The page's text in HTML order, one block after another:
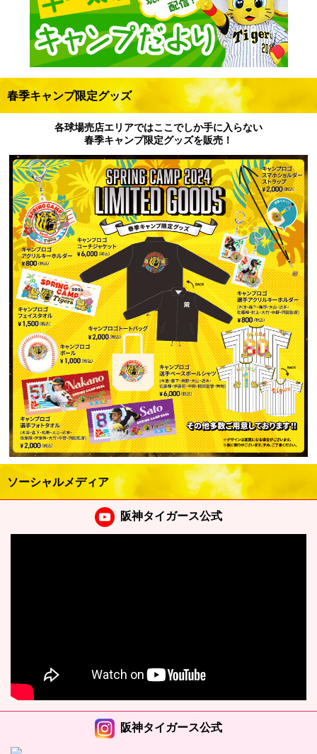
春季キャンプ限定グッズ
各球場売店エリアではここでしか手に入らない
春季キャンプ限定グッズを販売！
ソーシャルメディア
阪神タイガース公式
阪神タイガース公式